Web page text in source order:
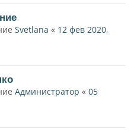
Svetlana « 12 фев 2020,
Администратор « 05